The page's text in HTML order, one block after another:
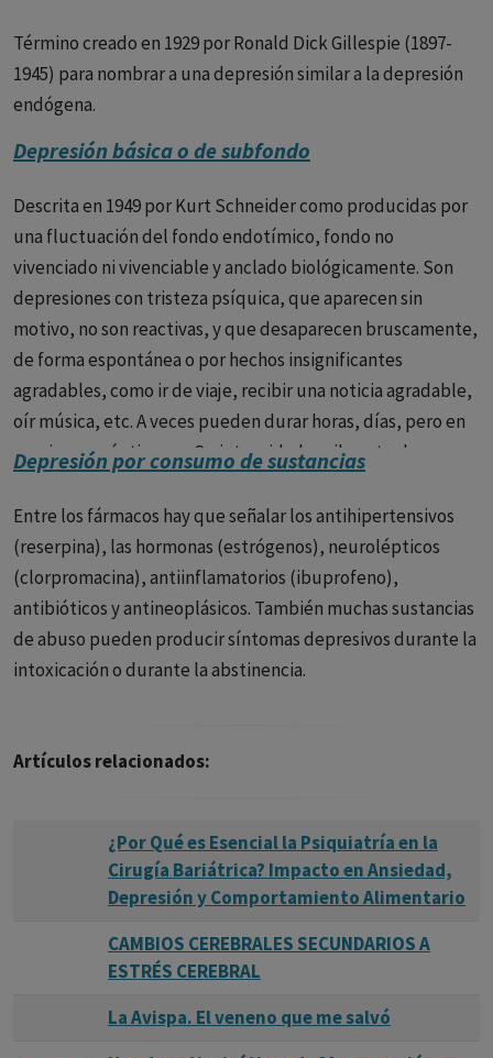
habilidades para la vida y mejorar su calidad de vida.
Pronóstico
pueden recuperarse con tratamiento. Sin embargo, la
depresión puede ser una enfermedad recurrente, y
algunas personas pueden experimentar síntomas durante
toda su vida.
Si usted o alguien que conoce tiene síntomas de
depresión, es importante buscar ayuda profesional de
inmediato.Aquí hay algunosconsejospara ayudar a
alguien con depresión:
- Escúchale con atención y sin juzgar.
- Anímale a buscar ayuda profesional.
- Ayúdale a seguir su tratamiento.
- Sé paciente y comprensivo.
alguien que conoces está luchando contra la depresión,
Eric Douglas West y P.J. Rally distinguiendo a un grupo de
depresiones que respondían a la iproniacida.
Término creado en 1929 por Ronald Dick Gillespie (1897-
1945) para nombrar a una depresión similar a la depresión
endógena.
Depresión básica o de subfondo
Descrita en 1949 por Kurt Schneider como producidas por
una fluctuación del fondo endotímico, fondo no
vivenciado ni vivenciable y anclado biológicamente. Son
depresiones con tristeza psíquica, que aparecen sin
motivo, no son reactivas, y que desaparecen bruscamente,
de forma espontánea o por hechos insignificantes
agradables, como ir de viaje, recibir una noticia agradable,
oír música, etc. A veces pueden durar horas, días, pero en
ocasiones más tiempo. Su intensidad oscila entre la
en día diagnosticarse como depresiones breves
recurrentes. Depresión constitucional (A. Meyer)
Depresión por consumo de sustancias
Entre los fármacos hay que señalar los antihipertensivos
(reserpina), las hormonas (estrógenos), neurolépticos
(clorpromacina), antiinflamatorios (ibuprofeno),
antibióticos y antineoplásicos. También muchas sustancias
de abuso pueden producir síntomas depresivos durante la
intoxicación o durante la abstinencia.
Artículos relacionados:
¿Por Qué es Esencial la Psiquiatría en la
Cirugía Bariátrica? Impacto en Ansiedad,
Depresión y Comportamiento Alimentario
CAMBIOS CEREBRALES SECUNDARIOS A
ESTRÉS CEREBRAL
La Avispa. El veneno que me salvó